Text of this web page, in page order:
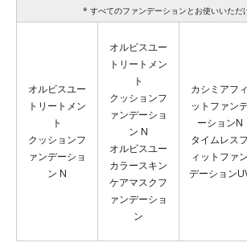
* すべてのファンデーションとお使いいただ
オルビスユー
トリートメン
ト
クッションフ
ァンデーショ
ン N
オルビスユー
トリートメン
ト
クッションフ
ァンデーショ
ン N
オルビスユー
カラースキン
ケアマスクフ
ァンデーショ
ン
カシミアフィ
ットファン
ーションN
タイムレスフ
ィットファン
デーション